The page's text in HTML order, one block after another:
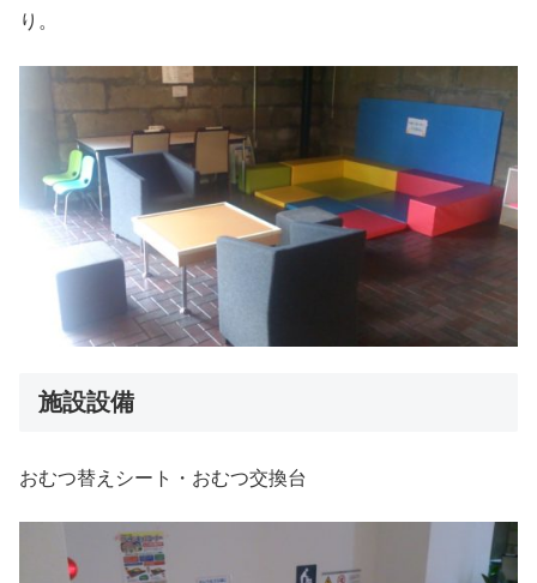
り。
施設設備
おむつ替えシート・おむつ交換台